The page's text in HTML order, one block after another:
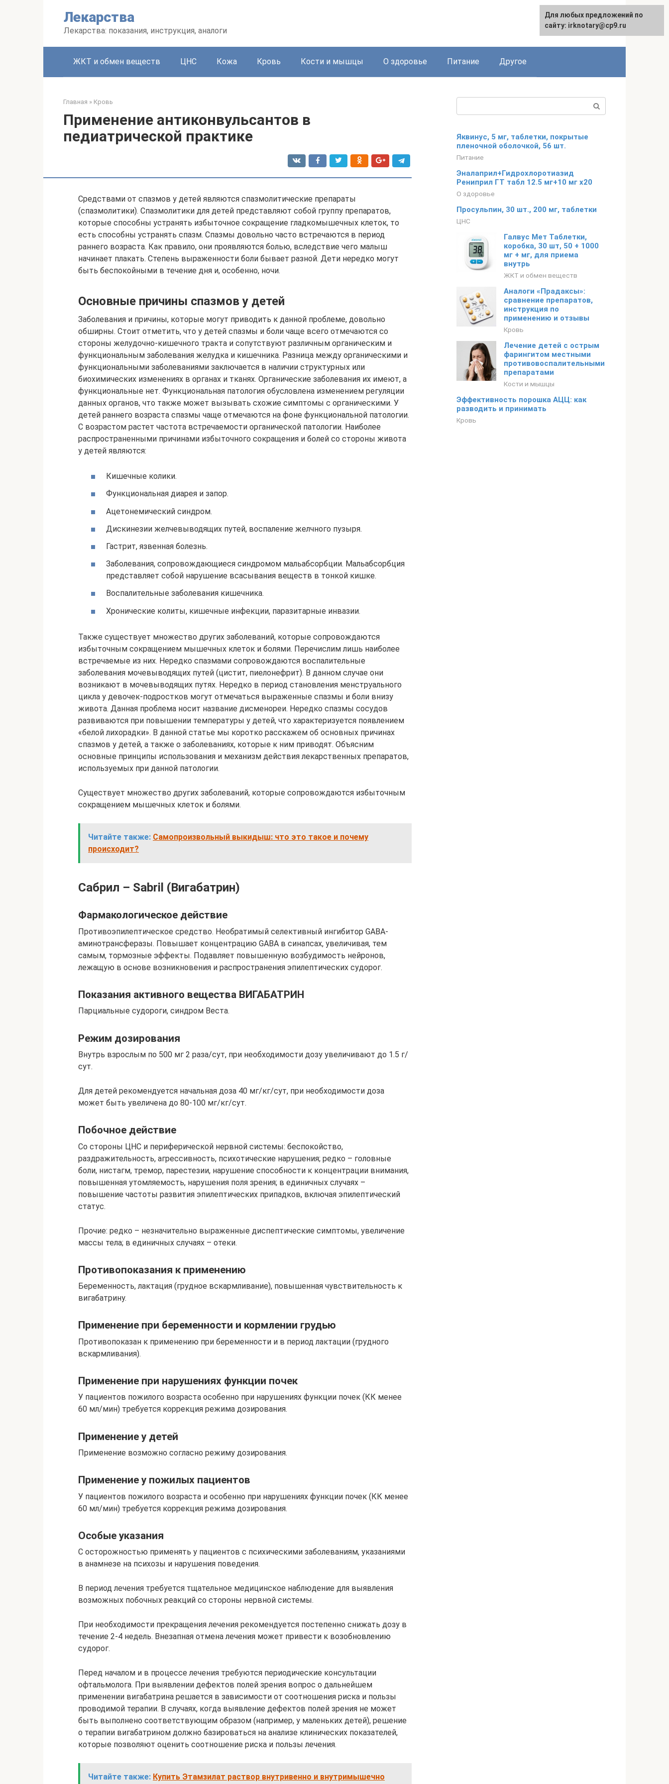
Лекарства
Лекарства: показания, инструкция, аналоги
ЖКТ и обмен веществ ЦНС Кожа Кровь Кости и мышцы О здоровье Питание Другое
Главная » Кровь
Применение антиконвульсантов в
педиатрической практике
Средствами от спазмов у детей являются спазмолитические препараты
(спазмолитики). Спазмолитики для детей представляют собой группу препаратов,
которые способны устранять избыточное сокращение гладкомышечных клеток, то
есть способны устранять спазм. Спазмы довольно часто встречаются в период
раннего возраста. Как правило, они проявляются болью, вследствие чего малыш
начинает плакать. Степень выраженности боли бывает разной. Дети нередко могут
быть беспокойными в течение дня и, особенно, ночи.
Основные причины спазмов у детей
Заболевания и причины, которые могут приводить к данной проблеме, довольно
обширны. Стоит отметить, что у детей спазмы и боли чаще всего отмечаются со
стороны желудочно-кишечного тракта и сопутствуют различным органическим и
функциональным заболевания желудка и кишечника. Разница между органическими и
функциональными заболеваниями заключается в наличии структурных или
биохимических изменениях в органах и тканях. Органические заболевания их имеют, а
функциональные нет. Функциональная патология обусловлена изменением регуляции
данных органов, что также может вызывать схожие симптомы с органическими. У
детей раннего возраста спазмы чаще отмечаются на фоне функциональной патологии.
С возрастом растет частота встречаемости органической патологии. Наиболее
распространенными причинами избыточного сокращения и болей со стороны живота
у детей являются:
Кишечные колики.
Функциональная диарея и запор.
Ацетонемический синдром.
Дискинезии желчевыводящих путей, воспаление желчного пузыря.
Гастрит, язвенная болезнь.
Заболевания, сопровождающиеся синдромом мальабсорбции. Мальабсорбция
представляет собой нарушение всасывания веществ в тонкой кишке.
Воспалительные заболевания кишечника.
Хронические колиты, кишечные инфекции, паразитарные инвазии.
Также существует множество других заболеваний, которые сопровождаются
избыточным сокращением мышечных клеток и болями. Перечислим лишь наиболее
встречаемые из них. Нередко спазмами сопровождаются воспалительные
заболевания мочевыводящих путей (цистит, пиелонефрит). В данном случае они
возникают в мочевыводящих путях. Нередко в период становления менструального
цикла у девочек-подростков могут отмечаться выраженные спазмы и боли внизу
живота. Данная проблема носит название дисменореи. Нередко спазмы сосудов
развиваются при повышении температуры у детей, что характеризуется появлением
«‎белой лихорадки»‎. В данной статье мы коротко расскажем об основных причинах
спазмов у детей, а также о заболеваниях, которые к ним приводят. Объясним
основные принципы использования и механизм действия лекарственных препаратов,
используемых при данной патологии.
Существует множество других заболеваний, которые сопровождаются избыточным
сокращением мышечных клеток и болями.
Читайте также: Самопроизвольный выкидыш: что это такое и почему
происходит?
Сабрил – Sabril (Вигабатрин)
Фармакологическое действие
Противоэпилептическое средство. Необратимый селективный ингибитор GABA-
аминотрансферазы. Повышает концентрацию GABA в синапсах, увеличивая, тем
самым, тормозные эффекты. Подавляет повышенную возбудимость нейронов,
лежащую в основе возникновения и распространения эпилептических судорог.
Показания активного вещества ВИГАБАТРИН
Парциальные судороги, синдром Веста.
Режим дозирования
Внутрь взрослым по 500 мг 2 раза/сут, при необходимости дозу увеличивают до 1.5 г/
сут.
Для детей рекомендуется начальная доза 40 мг/кг/сут, при необходимости доза
может быть увеличена до 80-100 мг/кг/сут.
Побочное действие
Со стороны ЦНС и периферической нервной системы: беспокойство,
раздражительность, агрессивность, психотические нарушения; редко – головные
боли, нистагм, тремор, парестезии, нарушение способности к концентрации внимания,
повышенная утомляемость, нарушения поля зрения; в единичных случаях –
повышение частоты развития эпилептических припадков, включая эпилептический
статус.
Прочие: редко – незначительно выраженные диспептические симптомы, увеличение
массы тела; в единичных случаях – отеки.
Противопоказания к применению
Беременность, лактация (грудное вскармливание), повышенная чувствительность к
вигабатрину.
Применение при беременности и кормлении грудью
Противопоказан к применению при беременности и в период лактации (грудного
вскармливания).
Применение при нарушениях функции почек
У пациентов пожилого возраста особенно при нарушениях функции почек (КК менее
60 мл/мин) требуется коррекция режима дозирования.
Применение у детей
Применение возможно согласно режиму дозирования.
Применение у пожилых пациентов
У пациентов пожилого возраста и особенно при нарушениях функции почек (КК менее
60 мл/мин) требуется коррекция режима дозирования.
Особые указания
С осторожностью применять у пациентов с психическими заболеваниям, указаниями
в анамнезе на психозы и нарушения поведения.
В период лечения требуется тщательное медицинское наблюдение для выявления
возможных побочных реакций со стороны нервной системы.
При необходимости прекращения лечения рекомендуется постепенно снижать дозу в
течение 2-4 недель. Внезапная отмена лечения может привести к возобновлению
судорог.
Перед началом и в процессе лечения требуются периодические консультации
офтальмолога. При выявлении дефектов полей зрения вопрос о дальнейшем
применении вигабатрина решается в зависимости от соотношения риска и пользы
проводимой терапии. В случаях, когда выявление дефектов полей зрения не может
быть выполнено соответствующим образом (например, у маленьких детей), решение
о терапии вигабатрином должно базироваться на анализе клинических показателей,
которые позволяют оценить соотношение риска и пользы лечения.
Читайте также: Купить Этамзилат раствор внутривенно и внутримышечно
Яквинус, 5 мг, таблетки, покрытые
пленочной оболочкой, 56 шт.
Питание
Эналаприл+Гидрохлоротиазид
Рениприл ГТ табл 12.5 мг+10 мг x20
О здоровье
Просульпин, 30 шт., 200 мг, таблетки
ЦНС
Галвус Мет Таблетки,
коробка, 30 шт, 50 + 1000
мг + мг, для приема
внутрь
ЖКТ и обмен веществ
Аналоги «Прадаксы»:
сравнение препаратов,
инструкция по
применению и отзывы
Кровь
Лечение детей с острым
фарингитом местными
противовоспалительными
препаратами
Кости и мышцы
Эффективность порошка АЦЦ: как
разводить и принимать
Кровь
Для любых предложений по
сайту: irknotary@cp9.ru